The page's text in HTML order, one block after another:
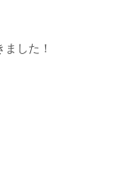
した！